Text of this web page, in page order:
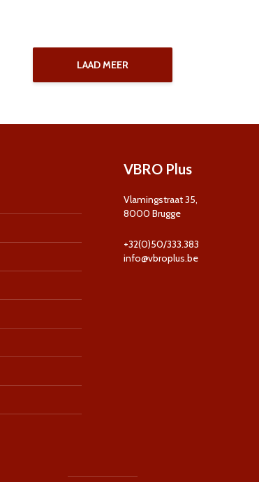
LAAD MEER
VBRO Plus
Vlamingstraat 35,
8000 Brugge
+32(0)50/333.383
info@vbroplus.be